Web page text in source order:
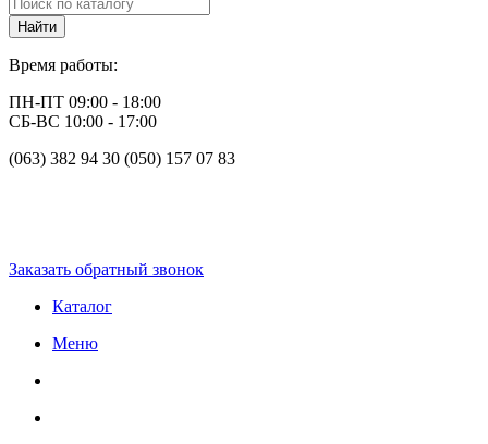
Время работы:
ПН-ПТ 09:00 - 18:00
СБ-ВС 10:00 - 17:00
(063) 382 94 30 (050) 157 07 83
Заказать обратный звонок
Каталог
Меню